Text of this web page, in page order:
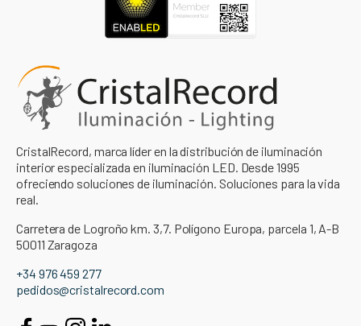
CristalRecord, marca líder en la distribución de iluminación
interior especializada en iluminación LED. Desde 1995
ofreciendo soluciones de iluminación. Soluciones para la vida
real.
Carretera de Logroño km. 3,7. Polígono Europa, parcela 1, A-B
50011 Zaragoza
+34 976 459 277
pedidos@cristalrecord.com